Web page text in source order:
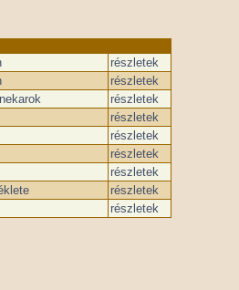
részletek
részletek
részletek
részletek
részletek
részletek
részletek
részletek
részletek